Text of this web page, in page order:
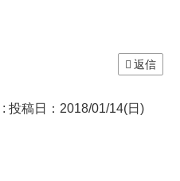
返信
: 投稿日：2018/01/14(日)